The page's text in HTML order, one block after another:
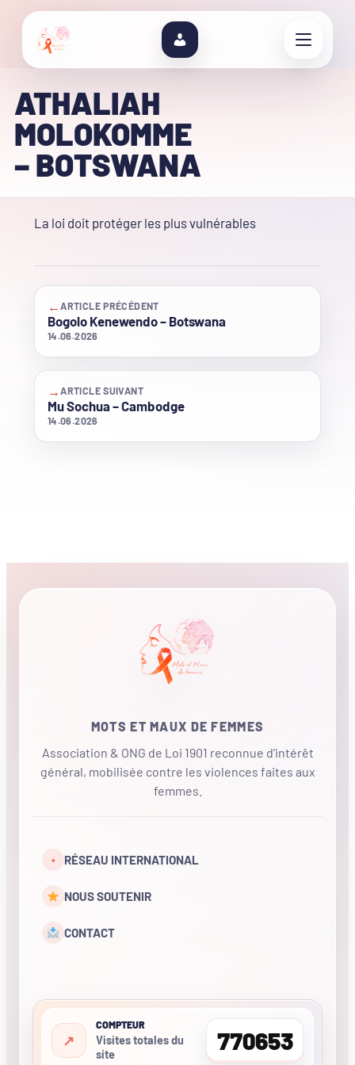
ATHALIAH
MOLOKOMME
– BOTSWANA
La loi doit protéger les plus vulnérables
←ARTICLE PRÉCÉDENT
Bogolo Kenewendo – Botswana
14.06.2026
→ARTICLE SUIVANT
Mu Sochua – Cambodge
14.06.2026
MOTS ET MAUX DE FEMMES
Association & ONG de Loi 1901 reconnue d'intérêt
général, mobilisée contre les violences faites aux
femmes.
• RÉSEAU INTERNATIONAL
NOUS SOUTENIR
CONTACT
COMPTEUR
Visites totales du
site
770653